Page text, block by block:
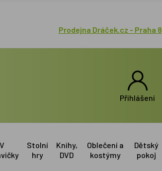
Prodejna Dráček.cz - Praha 8
Přihlášení
Stolní
hry
Knihy,
DVD
Oblečení a
kostýmy
Dětský
pokoj